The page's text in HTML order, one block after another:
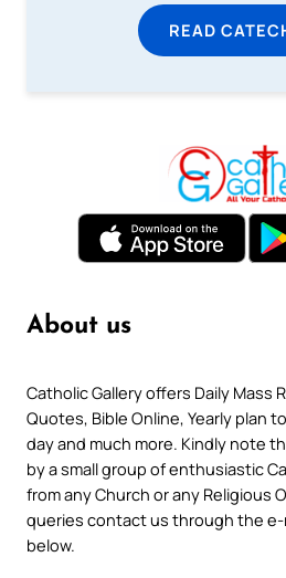
READ
About us
Catholic Gallery offers Daily Mass
Quotes, Bible Online, Yearly plan
day and much more. Kindly note
by a small group of enthusiastic
from any Church or any Religious
queries contact us through the e-
below.